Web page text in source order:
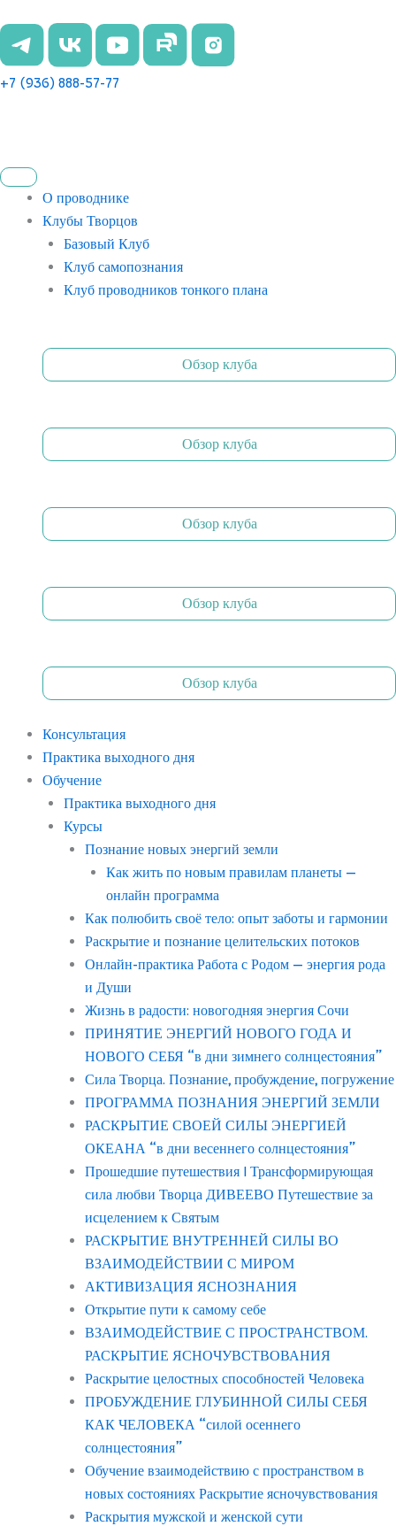
к
содержимому
+7 (936) 888-57-77
О проводнике
Клубы Творцов
Базовый Клуб
Клуб самопознания
Клуб проводников тонкого плана
Обзор клуба
Обзор клуба
Обзор клуба
Обзор клуба
Обзор клуба
Консультация
Практика выходного дня
Обучение
Практика выходного дня
Курсы
Познание новых энергий земли
Как жить по новым правилам планеты —
онлайн программа
Как полюбить своё тело: опыт заботы и гармонии
Раскрытие и познание целительских потоков
Онлайн-практика Работа с Родом — энергия рода
и Души
Жизнь в радости: новогодняя энергия Сочи
ПРИНЯТИЕ ЭНЕРГИЙ НОВОГО ГОДА И
НОВОГО СЕБЯ “в дни зимнего солнцестояния”
Сила Творца. Познание, пробуждение, погружение
ПРОГРАММА ПОЗНАНИЯ ЭНЕРГИЙ ЗЕМЛИ
РАСКРЫТИЕ СВОЕЙ СИЛЫ ЭНЕРГИЕЙ
ОКЕАНА “в дни весеннего солнцестояния”
Прошедшие путешествия | Трансформирующая
сила любви Творца ДИВЕЕВО Путешествие за
исцелением к Святым
РАСКРЫТИЕ ВНУТРЕННЕЙ СИЛЫ ВО
ВЗАИМОДЕЙСТВИИ С МИРОМ
АКТИВИЗАЦИЯ ЯСНОЗНАНИЯ
Открытие пути к самому себе
ВЗАИМОДЕЙСТВИЕ С ПРОСТРАНСТВОМ.
РАСКРЫТИЕ ЯСНОЧУВСТВОВАНИЯ
Раскрытие целостных способностей Человека
ПРОБУЖДЕНИЕ ГЛУБИННОЙ СИЛЫ СЕБЯ
КАК ЧЕЛОВЕКА “силой осеннего
солнцестояния”
Обучение взаимодействию с пространством в
новых состояниях Раскрытие ясночувствования
Раскрытия мужской и женской сути